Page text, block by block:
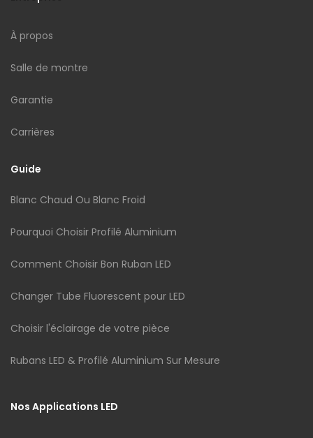
À propos
Salle de montre
Garantie
Carrières
Guide
Blanc Chaud Ou Blanc Froid
Pourquoi Choisir Profilé Aluminium
Comment Choisir Bon Ruban LED
Changer Tube Fluorescent pour LED
Choisir l'éclairage de votre pièce
Rubans LED & Profilé Aluminium Sur Mesure
Nos Applications LED